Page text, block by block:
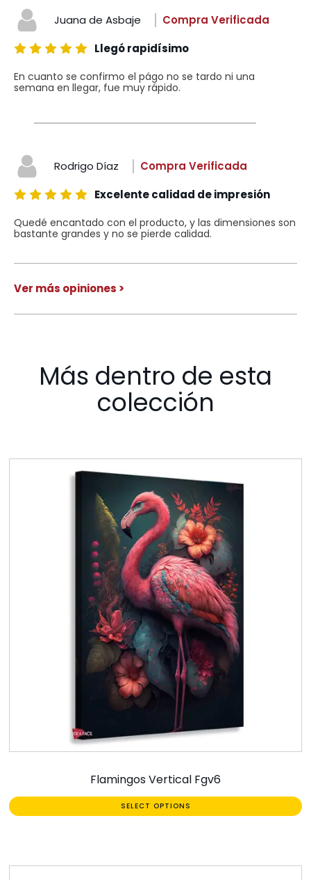
Juana de Asbaje
Compra Verificada
Llegó rapidísimo
En cuanto se confirmo el págo no se tardo ni una
semana en llegar, fue muy rápido.
Rodrigo Díaz
Compra Verificada
Excelente calidad de impresión
Quedé encantado con el producto, y las dimensiones son
bastante grandes y no se pierde calidad.
Ver más opiniones >
Más dentro de esta
colección
Flamingos Vertical Fgv6
SELECT OPTIONS